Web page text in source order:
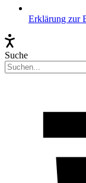
Erklärung zur
Suche